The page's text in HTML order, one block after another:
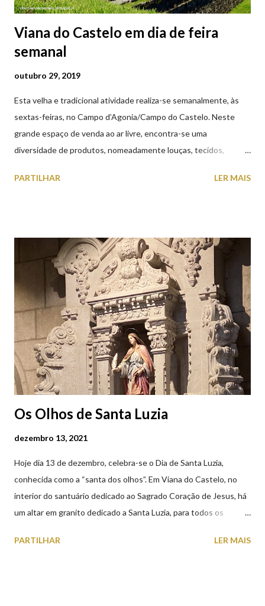
Viana do Castelo em dia de feira
semanal
outubro 29, 2019
Esta velha e tradicional atividade realiza-se semanalmente, às
sextas-feiras, no Campo d’Agonia/Campo do Castelo. Neste
grande espaço de venda ao ar livre, encontra-se uma
diversidade de produtos, nomeadamente louças, tecidos,
cobres entre muitos outros. Horário de funcionamento | Verão
(2019.10.25) Feira Semanal em Viana do Castelo (2019.10.25)
Feira Semanal em Viana do Castelo (2019.10.25) Feira Semanal
em Viana do Castelo (2019.10.25) Feira Semanal em Viana do
Castelo (2019.10.25) Feira Semanal em Viana do Castelo
(2019.10.25)
PARTILHAR LER MAIS
Os Olhos de Santa Luzia
dezembro 13, 2021
Hoje dia 13 de dezembro, celebra-se o Dia de Santa Luzia,
conhecida como a “santa dos olhos”. Em Viana do Castelo, no
interior do santuário dedicado ao Sagrado Coração de Jesus, há
um altar em granito dedicado a Santa Luzia, para todos os
uma capela dedicada a Santa Luzia construída no cimo do monte
PARTILHAR LER MAIS